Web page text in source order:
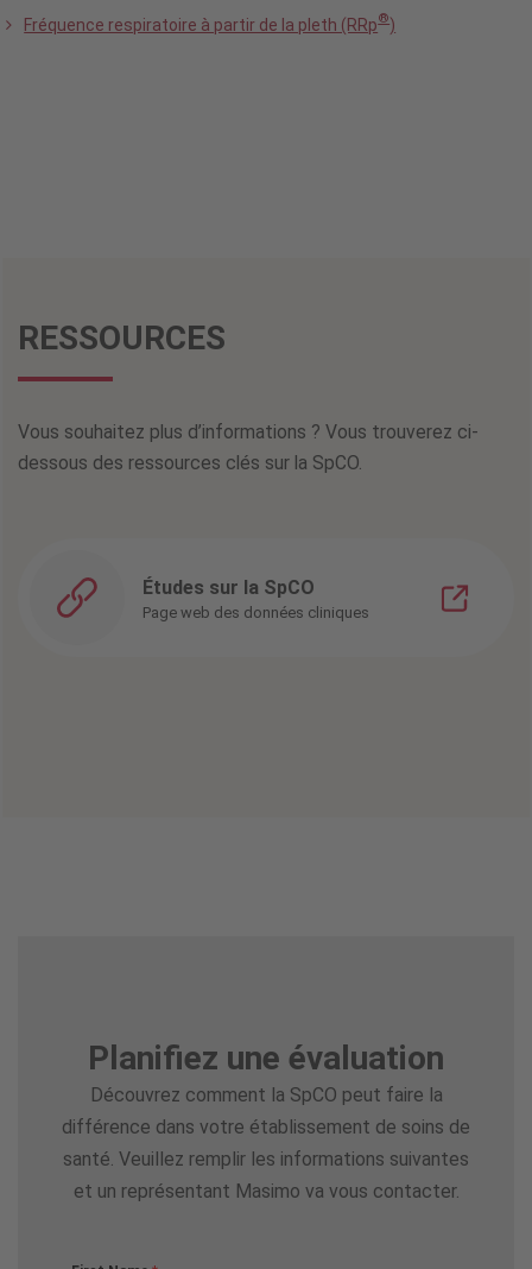
Fréquence respiratoire à partir de la pleth (RRp®)
RESSOURCES
Vous souhaitez plus d’informations ? Vous trouverez ci-
dessous des ressources clés sur la SpCO.
Études sur la SpCO
Page web des données cliniques
Planifiez une évaluation
Découvrez comment la SpCO peut faire la
différence dans votre établissement de soins de
santé. Veuillez remplir les informations suivantes
et un représentant Masimo va vous contacter.